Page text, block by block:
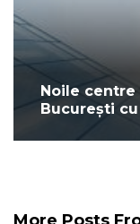
Noile
București